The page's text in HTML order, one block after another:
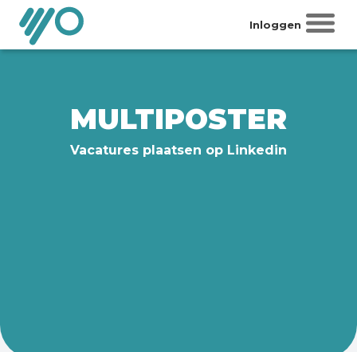
Inloggen
MULTIPOSTER
Vacatures plaatsen op Linkedin